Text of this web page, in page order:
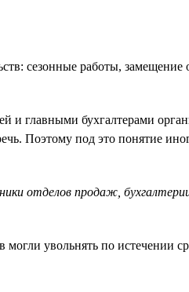
сезонные работы, замещение
и главными бухгалтерами
Поэтому под это понятие
отделов продаж,
увольнять по истечении